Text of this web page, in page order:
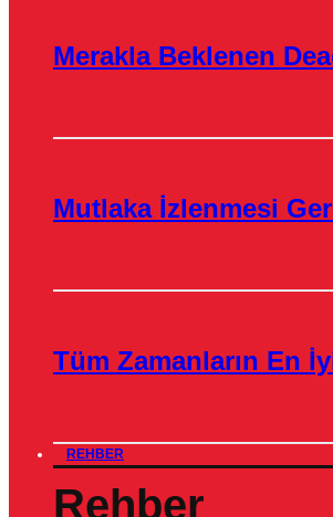
Merakla Beklenen
Mutlaka İzlenmesi
Tüm Zamanların En
REHBER
Rehber